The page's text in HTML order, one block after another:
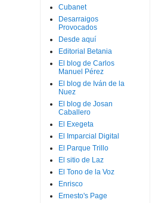
Cubanet
Desarraigos
Provocados
Desde aquí
Editorial Betania
El blog de Carlos
Manuel Pérez
El blog de Iván de la
Nuez
El blog de Josan
Caballero
El Exegeta
El Imparcial Digital
El Parque Trillo
El sitio de Laz
El Tono de la Voz
Enrisco
Ernesto's Page